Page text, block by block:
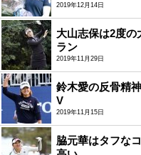
2019年12月14日
大山志保は2度
ラン
2019年11月29日
鈴木愛の反骨精
V
2019年11月15日
脇元華はタフな